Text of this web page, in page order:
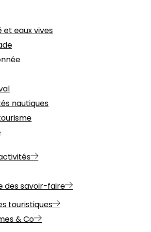
et eaux vives
nautiques
des savoir-faire
touristiques
& Co